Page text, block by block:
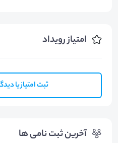
امتیاز رویداد
ثبت امتیاز یا
آخرین ثبت نامی ها